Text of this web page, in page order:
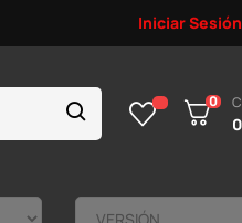
Iniciar Sesión
0